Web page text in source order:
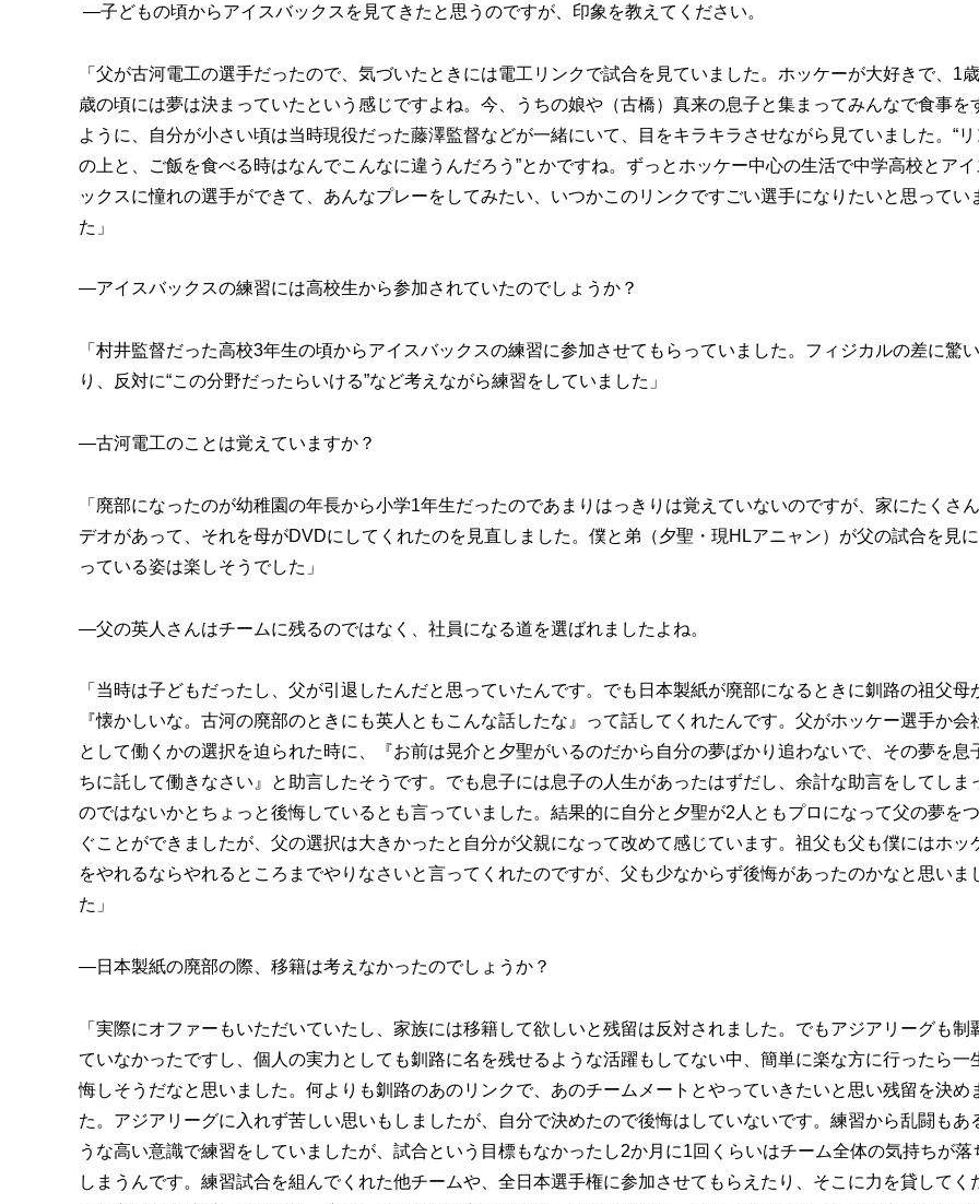
―子どもの頃からアイスバックスを見てきたと思うのですが、印象を教えてください。
「父が古河電工の選手だったので、気づいたときには電工リンクで試合を見ていました。ホッケーが大好きで、1
歳の頃には夢は決まっていたという感じですよね。今、うちの娘や（古橋）真来の息子と集まってみんなで食事を
ように、自分が小さい頃は当時現役だった藤澤監督などが一緒にいて、目をキラキラさせながら見ていました。“リ
の上と、ご飯を食べる時はなんでこんなに違うんだろう”とかですね。ずっとホッケー中心の生活で中学高校とア
ックスに憧れの選手ができて、あんなプレーをしてみたい、いつかこのリンクですごい選手になりたいと思ってい
た」
―アイスバックスの練習には高校生から参加されていたのでしょうか？
「村井監督だった高校3年生の頃からアイスバックスの練習に参加させてもらっていました。フィジカルの差に驚
り、反対に“この分野だったらいける”など考えながら練習をしていました」
―古河電工のことは覚えていますか？
「廃部になったのが幼稚園の年長から小学1年生だったのであまりはっきりは覚えていないのですが、家にたくさ
デオがあって、それを母がDVDにしてくれたのを見直しました。僕と弟（夕聖・現HLアニャン）が父の試合を見
っている姿は楽しそうでした」
―父の英人さんはチームに残るのではなく、社員になる道を選ばれましたよね。
「当時は子どもだったし、父が引退したんだと思っていたんです。でも日本製紙が廃部になるときに釧路の祖父母
『懐かしいな。古河の廃部のときにも英人ともこんな話したな』って話してくれたんです。父がホッケー選手か会
として働くかの選択を迫られた時に、『お前は晃介と夕聖がいるのだから自分の夢ばかり追わないで、その夢を息
ちに託して働きなさい』と助言したそうです。でも息子には息子の人生があったはずだし、余計な助言をしてしま
のではないかとちょっと後悔しているとも言っていました。結果的に自分と夕聖が2人ともプロになって父の夢を
ぐことができましたが、父の選択は大きかったと自分が父親になって改めて感じています。祖父も父も僕にはホッ
をやれるならやれるところまでやりなさいと言ってくれたのですが、父も少なからず後悔があったのかなと思いま
た」
―日本製紙の廃部の際、移籍は考えなかったのでしょうか？
「実際にオファーもいただいていたし、家族には移籍して欲しいと残留は反対されました。でもアジアリーグも制
ていなかったですし、個人の実力としても釧路に名を残せるような活躍もしてない中、簡単に楽な方に行ったら一
悔しそうだなと思いました。何よりも釧路のあのリンクで、あのチームメートとやっていきたいと思い残留を決め
た。アジアリーグに入れず苦しい思いもしましたが、自分で決めたので後悔はしていないです。練習から乱闘もあ
うな高い意識で練習をしていましたが、試合という目標もなかったし2か月に1回くらいはチーム全体の気持ちが落
しまうんです。練習試合を組んでくれた他チームや、全日本選手権に参加させてもらえたり、そこに力を貸してく